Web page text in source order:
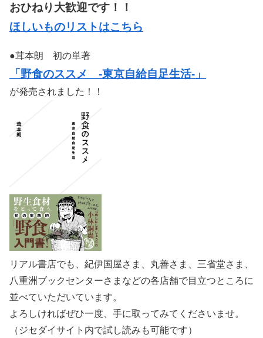
おひねり大歓迎です！！
ほしいものリストはこちら
●茸本朗 初の単著
「野食のススメ -東京自給自足生活-」
が発売されました！！
リアル書店でも、紀伊国屋さま、丸善さま、三省堂さま、
八重洲ブックセンターさまなどの各店舗で目立つところに
並べていただいています。
よろしければぜひ一度、手に取ってみてくださいませ。
（ジセダイサイト内で試し読みも可能です）